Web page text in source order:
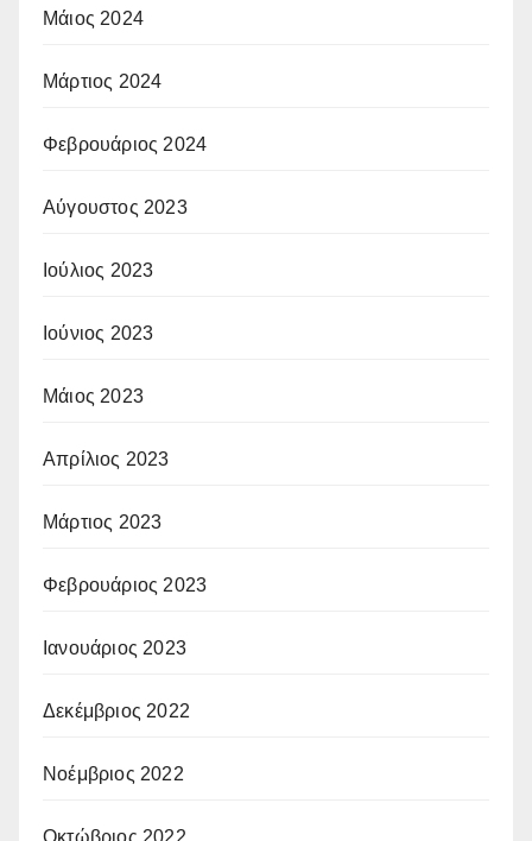
Μάιος 2024
Μάρτιος 2024
Φεβρουάριος 2024
Αύγουστος 2023
Ιούλιος 2023
Ιούνιος 2023
Μάιος 2023
Απρίλιος 2023
Μάρτιος 2023
Φεβρουάριος 2023
Ιανουάριος 2023
Δεκέμβριος 2022
Νοέμβριος 2022
Οκτώβριος 2022